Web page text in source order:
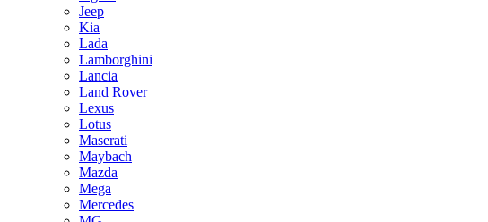
Jeep
Kia
Lada
Lamborghini
Lancia
Land Rover
Lexus
Lotus
Maserati
Maybach
Mazda
Mega
Mercedes